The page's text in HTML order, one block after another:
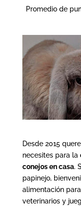
Promedio de
Desde 2015
necesites para la
conejos en casa.
papinejo,
alimentación
veterinarios y